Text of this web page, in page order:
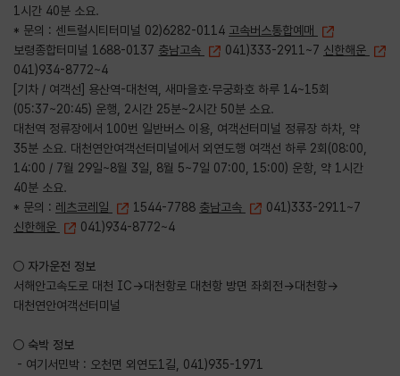
1시간 40분 소요.
* 문의 : 센트럴시티터미널 02)6282-0114 고속버스통합예매
보령종합터미널 1688-0137 충남고속 041)333-2911~7 신한해운
041)934-8772~4
[기차 / 여객선] 용산역-대천역, 새마을호·무궁화호 하루 14~15회
(05:37~20:45) 운행, 2시간 25분~2시간 50분 소요.
대천역 정류장에서 100번 일반버스 이용, 여객선터미널 정류장 하차, 약
35분 소요. 대천연안여객선터미널에서 외연도행 여객선 하루 2회(08:00,
14:00 / 7월 29일~8월 3일, 8월 5~7일 07:00, 15:00) 운항, 약 1시간
40분 소요.
* 문의 : 레츠코레일 1544-7788 충남고속
041)333-2911~7
신한해운
041)934-8772~4
○ 자가운전 정보
서해안고속도로 대천 IC→대천항로 대천항 방면 좌회전→대천항→
대천연안여객선터미널
○ 숙박 정보
- 여기서민박 : 오천면 외연도1길, 041)935-1971